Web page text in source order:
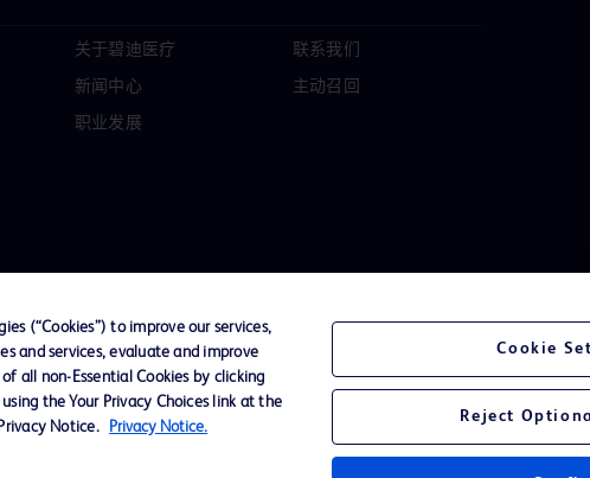
关于碧迪医疗
新闻中心
职业发展
联系我们
主动召回
(“Cookies”) to improve our services,
and services, evaluate and improve
all non-Essential Cookies by clicking
the Your Privacy Choices link at the
Notice.
Privacy Notice.
Cookie
Reject